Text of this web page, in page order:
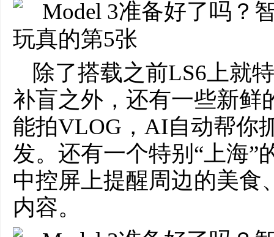
除了搭载之前LS6上就
补盲之外，还有⼀些新鲜
能拍VLOG，AI⾃动帮你
发。还有⼀个特别“上海”
中控屏上提醒周边的美食
内容。